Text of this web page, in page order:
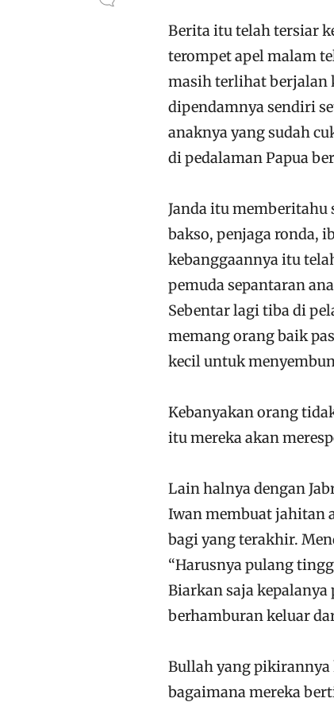
Berita itu telah tersiar
terompet apel malam
masih terlihat berjalan
dipendamnya sendiri
anaknya yang sudah
di pedalaman Papua
Janda itu memberitahu
bakso, penjaga ronda,
kebanggaannya itu
pemuda sepantaran
Sebentar lagi tiba di
memang orang baik
kecil untuk
Kebanyakan orang
itu mereka akan
Lain halnya dengan
Iwan membuat jahitan
bagi yang terakhir.
“Harusnya pulang
Biarkan saja kepalanya
berhamburan keluar
Bullah yang
bagaimana mereka